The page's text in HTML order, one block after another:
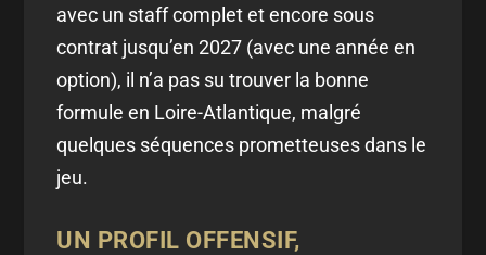
avec un staff complet et encore sous
contrat jusqu’en 2027 (avec une année en
option), il n’a pas su trouver la bonne
formule en Loire-Atlantique, malgré
quelques séquences prometteuses dans le
jeu.
UN PROFIL OFFENSIF,